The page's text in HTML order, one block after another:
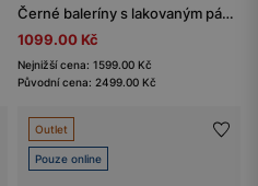
Černé baleríny s lakovaným páskem přes nárt
1099.00 Kč
Nejnižší cena: 1599.00 Kč
Původní cena: 2499.00 Kč
Outlet
Pouze online